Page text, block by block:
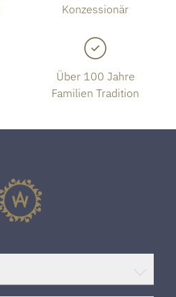
Konzessionär
Über 100 Jahre
Familien Tradition